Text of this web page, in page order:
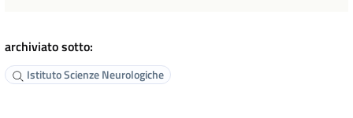
archiviato sotto:
Istituto Scienze Neurologiche